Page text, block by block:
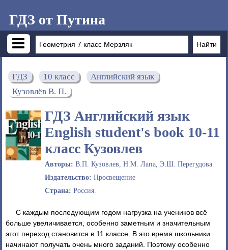
ГДЗ от Путина
ГДЗ 10 класс
Английский язык
Кузовлёв В. П.
ГДЗ Английский язык
English student's book 10‐11
класс Кузовлев
Авторы: В.П. Кузовлев, Н.М. Лапа, Э.Ш. Перегудова.
Издательство: Просвещение
Страна: Россия.
С каждым последующим годом нагрузка на учеников всё
больше увеличивается, особенно заметным и значительным
этот переход становится в 11 классе. В это время школьники
начинают получать очень много заданий. Поэтому особенно